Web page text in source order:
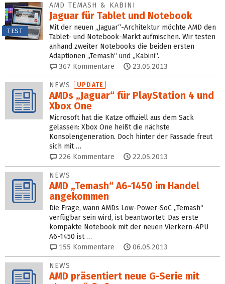
TEST
AMD TEMASH & KABINI
Jaguar für Tablet und Notebook
Mit der neuen „Jaguar“-Architektur möchte AMD den
Tablet- und Notebook-Markt aufmischen. Wir testen
anhand zweiter Notebooks die beiden ersten
Adaptionen „Temash“ und „Kabini“.
367 Kommentare 23.05.2013
NEWS UPDATE
AMDs „Jaguar“ für PlayStation 4 und
Xbox One
Microsoft hat die Katze offiziell aus dem Sack
gelassen: Xbox One heißt die nächste
Konsolengeneration. Doch hinter der Fassade freut
sich mit …
226 Kommentare 22.05.2013
NEWS
AMD „Temash“ A6-1450 im Handel
angekommen
Die Frage, wann AMDs Low-Power-SoC „Temash“
verfügbar sein wird, ist beantwortet: Das erste
kompakte Notebook mit der neuen Vierkern-APU
A6-1450 ist …
155 Kommentare 06.05.2013
NEWS
AMD präsentiert neue G-Serie mit